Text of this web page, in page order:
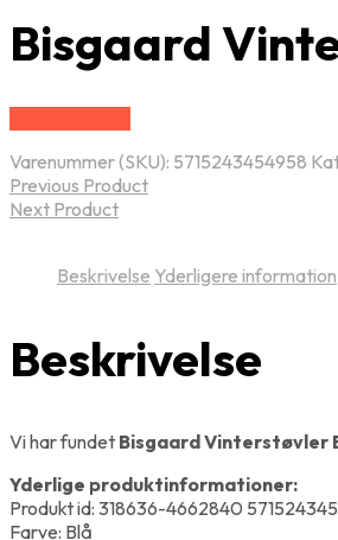
Bisgaard
Varenummer (SKU): 5715243454958
Previous Product
Next Product
Beskrivelse Yderligere information
Beskrivelse
Vi har fundet Bisgaard Vinterstøvler
Yderlige produktinformationer:
Produkt id: 318636-4662840
Farve: Blå